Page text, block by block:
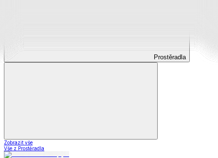
Prostěradla
Zobrazit vše
Vše z Prostěradla